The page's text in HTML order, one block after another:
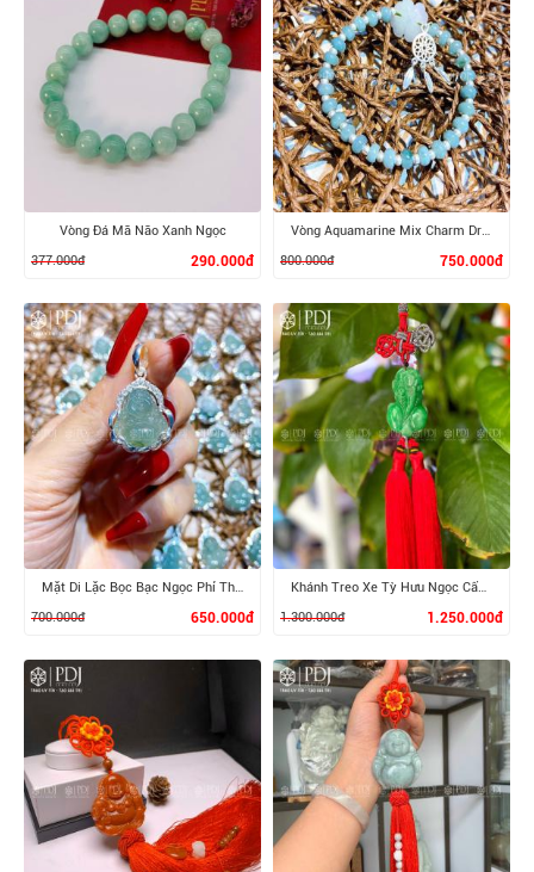
XEM CHI TIẾT
Vòng Đá Mã Não Xanh Ngọc
377.000đ
290.000đ
XEM CHI TIẾT
Vòng Aquamarine Mix Charm Dreamcatcher Bạc
800.000đ
750.000đ
XEM CHI TIẾT
Mặt Di Lặc Bọc Bạc Ngọc Phỉ Thúy
700.000đ
650.000đ
XEM CHI TIẾT
Khánh Treo Xe Tỳ Hưu Ngọc Cẩm Thạch
1.300.000đ
1.250.000đ